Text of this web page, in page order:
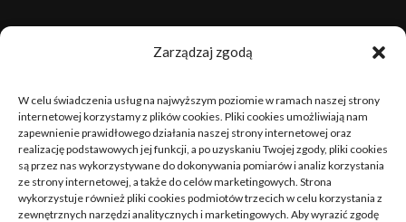
Zarządzaj zgodą
W celu świadczenia usług na najwyższym poziomie w ramach naszej strony
internetowej korzystamy z plików cookies. Pliki cookies umożliwiają nam
zapewnienie prawidłowego działania naszej strony internetowej oraz
realizację podstawowych jej funkcji, a po uzyskaniu Twojej zgody, pliki cookies
są przez nas wykorzystywane do dokonywania pomiarów i analiz korzystania
ze strony internetowej, a także do celów marketingowych. Strona
wykorzystuje również pliki cookies podmiotów trzecich w celu korzystania z
zewnętrznych narzędzi analitycznych i marketingowych. Aby wyrazić zgodę
3 4 5 6 7 8 9
10 11 12 13 14 15 16